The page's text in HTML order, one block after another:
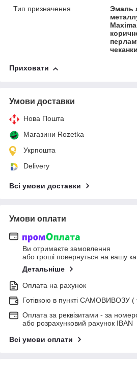
Тип призначення
Эмаль
чеканки
Приховати
Умови доставки
Нова Пошта
Магазини Rozetka
Укрпошта
Delivery
Всі умови доставки
Умови оплати
Ви отримаєте замовлення
або гроші повернуться на вашу
Детальніше
Оплата на рахунок
Готівкою в пункті САМОВИВОЗУ (
Оплата за реквізитами - за
або розрахунковий рахунок IBAN
Всі умови оплати